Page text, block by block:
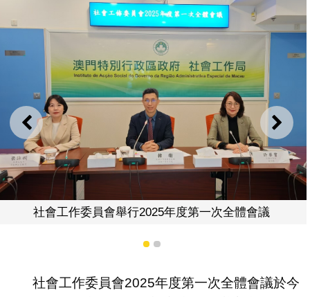
上一則 下一
年度第一次全體會議
社會工作委員會舉
1 2
社會工作委員會2025年度第一次全體會議於今